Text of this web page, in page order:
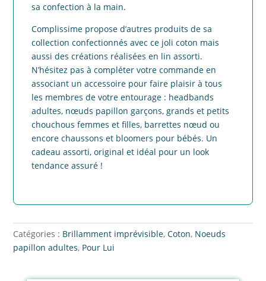
sa confection à la main.
Complissime propose d’autres produits de sa
collection confectionnés avec ce joli coton mais
aussi des créations réalisées en lin assorti.
N’hésitez pas à compléter votre commande en
associant un accessoire pour faire plaisir à tous
les membres de votre entourage : headbands
adultes, nœuds papillon garçons, grands et petits
chouchous femmes et filles, barrettes nœud ou
encore chaussons et bloomers pour bébés. Un
cadeau assorti, original et idéal pour un look
tendance assuré !
Catégories : Brillamment imprévisible,Coton, Noeuds
papillon adultes, Pour Lui